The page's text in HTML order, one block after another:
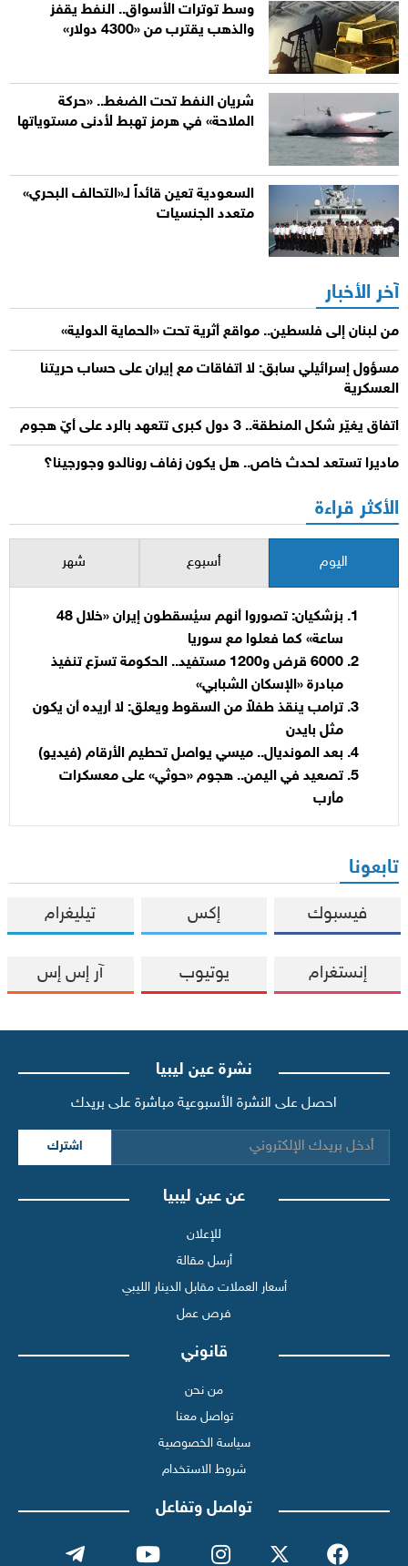
وسط توترات الأسواق.. النفط يقفز
والذهب يقترب من «4300 دولار»
شريان النفط تحت الضغط.. «حركة
الملاحة» في هرمز تهبط لأدنى مستوياتها
السعودية تعين قائداً لـ«التحالف البحري»
متعدد الجنسيات
آخر الأخبار
من لبنان إلى فلسطين.. مواقع أثرية تحت «الحماية الدولية»
مسؤول إسرائيلي سابق: لا اتفاقات مع إيران على حساب حريتنا
العسكرية
اتفاق يغيّر شكل المنطقة.. 3 دول كبرى تتعهد بالرد على أيّ هجوم
ماديرا تستعد لحدث خاص.. هل يكون زفاف رونالدو وجورجينا؟
الأكثر قراءة
اليوم أسبوع شهر
بزشكيان: تصوروا أنهم سيُسقطون إيران «خلال 48
ساعة» كما فعلوا مع سوريا
6000 قرض و1200 مستفيد.. الحكومة تسرّع تنفيذ
مبادرة «الإسكان الشبابي»
ترامب ينقذ طفلاً من السقوط ويعلق: لا أريده أن يكون
مثل بايدن
بعد المونديال.. ميسي يواصل تحطيم الأرقام (فيديو)
تصعيد في اليمن.. هجوم «حوثي» على معسكرات
مأرب
تابعونا
فيسبوك إكس تيليغرام
إنستغرام يوتيوب آر إس إس
نشرة عين ليبيا
احصل على النشرة الأسبوعية مباشرة على بريدك
اشترك
عن عين ليبيا
للإعلان
أرسل مقالة
أسعار العملات مقابل الدينار الليبي
فرص عمل
قانوني
من نحن
تواصل معنا
سياسة الخصوصية
شروط الاستخدام
تواصل وتفاعل